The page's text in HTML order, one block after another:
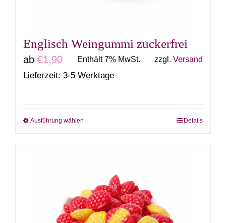
werden
Englisch Weingummi zuckerfrei
ab €1,90 Enthält 7% MwSt. zzgl. Versand
Lieferzeit: 3-5 Werktage
Ausführung wählen
Varianten
auf.
Die
Details